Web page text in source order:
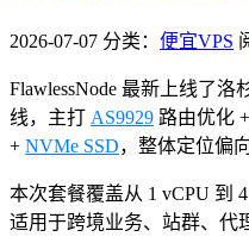
2026-07-07 分类： 便宜VPS
FlawlessNode 最新上线了
线，主打 AS9929 路由优化
+ NVMe SSD，整体定位偏
本次套餐覆盖从 1 vCPU 到
适用于跨境业务、站群、代